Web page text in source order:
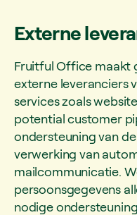
Externe
Fruitful Office maakt
externe leveranciers
services zoals
potential customer
ondersteuning van
verwerking van
mailcommunicatie.
persoonsgegevens
nodige